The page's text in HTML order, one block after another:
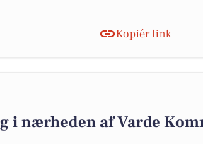
Kopiér link
i nærheden af Varde